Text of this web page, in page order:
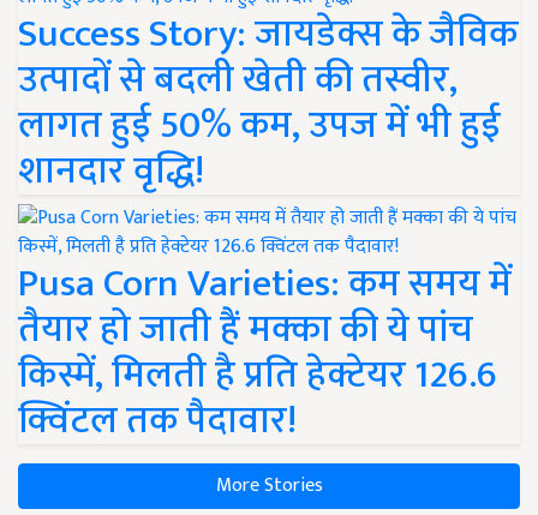
Success Story: जायडेक्स के जैविक
उत्पादों से बदली खेती की तस्वीर,
लागत हुई 50% कम, उपज में भी हुई
शानदार वृद्धि!
Pusa Corn Varieties: कम समय में
तैयार हो जाती हैं मक्का की ये पांच
किस्में, मिलती है प्रति हेक्टेयर 126.6
क्विंटल तक पैदावार!
More Stories